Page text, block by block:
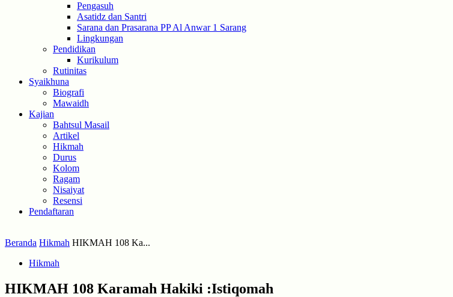
Pengasuh
Asatidz dan Santri
Sarana dan Prasarana PP Al Anwar 1 Sarang
Lingkungan
Pendidikan
Kurikulum
Rutinitas
Syaikhuna
Biografi
Mawaidh
Kajian
Bahtsul Masail
Artikel
Hikmah
Durus
Kolom
Ragam
Nisaiyat
Resensi
Pendaftaran
Beranda Hikmah HIKMAH 108 Ka...
Hikmah
HIKMAH 108 Karamah Hakiki :Istiqomah